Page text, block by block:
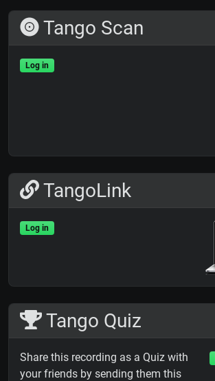
Tango Scan
Log in
TangoLink
Log in
Tango Quiz
Share this recording as a Quiz with
your friends by sending them this